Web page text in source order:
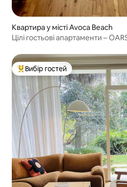
Квартира у місті Avoca Beach
Цілі гостьові апартаменти –
Топ вибір гостей
Вибір гостей